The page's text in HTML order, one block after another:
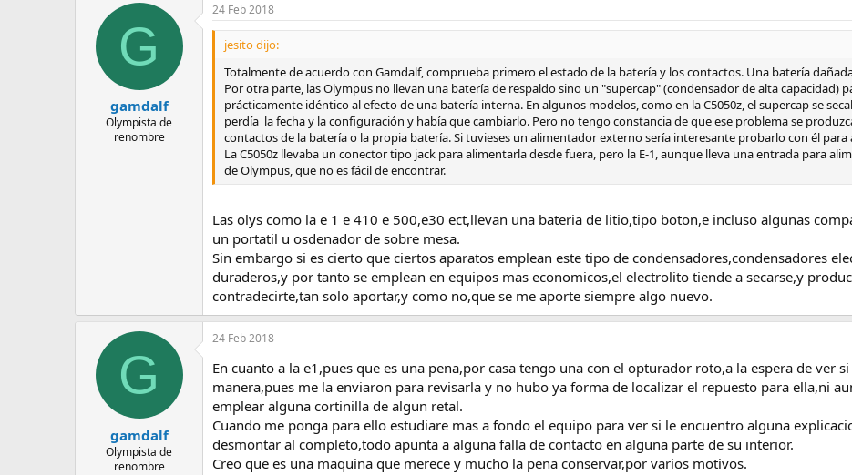
G
gamdalf
Olympista de
renombre
24 Feb 2018
jesito dijo:
Totalmente de acuerdo con Gamdalf, comprueba primero el estado de la batería y los contactos. Una batería
Por otra parte, las Olympus no llevan una batería de respaldo sino un "supercap" (condensador de alta capacidad)
prácticamente idéntico al efecto de una batería interna. En algunos modelos, como en la C5050z, el supercap se
perdía la fecha y la configuración y había que cambiarlo. Pero no tengo constancia de que ese problema se
contactos de la batería o la propia batería. Si tuvieses un alimentador externo sería interesante probarlo con él
La C5050z llevaba un conector tipo jack para alimentarla desde fuera, pero la E-1, aunque lleva una entrada para
de Olympus, que no es fácil de encontrar.
Las olys como la e 1 e 410 e 500,e30 ect,llevan una bateria de litio,tipo boton,e incluso algunas
un portatil u osdenador de sobre mesa.
Sin embargo si es cierto que ciertos aparatos emplean este tipo de condensadores,condensadores
duraderos,y por tanto se emplean en equipos mas economicos,el electrolito tiende a secarse,y
contradecirte,tan solo aportar,y como no,que se me aporte siempre algo nuevo.
G
gamdalf
Olympista de
renombre
24 Feb 2018
En cuanto a la e1,pues que es una pena,por casa tengo una con el opturador roto,a la espera de ver
manera,pues me la enviaron para revisarla y no hubo ya forma de localizar el repuesto para ella,ni
emplear alguna cortinilla de algun retal.
Cuando me ponga para ello estudiare mas a fondo el equipo para ver si le encuentro alguna
desmontar al completo,todo apunta a alguna falla de contacto en alguna parte de su interior.
Creo que es una maquina que merece y mucho la pena conservar,por varios motivos.